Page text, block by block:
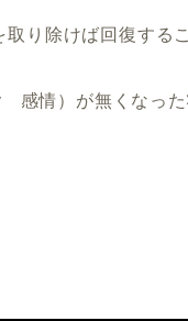
り除けば回復する
感情）が無くなっ